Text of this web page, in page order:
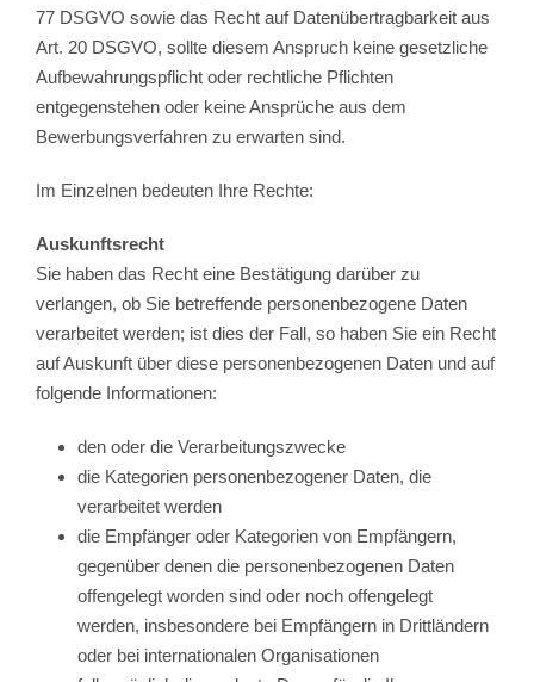
77 DSGVO sowie das Recht auf Datenübertragbarkeit aus
Art. 20 DSGVO, sollte diesem Anspruch keine gesetzliche
Aufbewahrungspflicht oder rechtliche Pflichten
entgegenstehen oder keine Ansprüche aus dem
Bewerbungsverfahren zu erwarten sind.
Im Einzelnen bedeuten Ihre Rechte:
Auskunftsrecht
Sie haben das Recht eine Bestätigung darüber zu
verlangen, ob Sie betreffende personenbezogene Daten
verarbeitet werden; ist dies der Fall, so haben Sie ein Recht
auf Auskunft über diese personenbezogenen Daten und auf
folgende Informationen:
den oder die Verarbeitungszwecke
die Kategorien personenbezogener Daten, die
verarbeitet werden
die Empfänger oder Kategorien von Empfängern,
gegenüber denen die personenbezogenen Daten
offengelegt worden sind oder noch offengelegt
werden, insbesondere bei Empfängern in Drittländern
oder bei internationalen Organisationen